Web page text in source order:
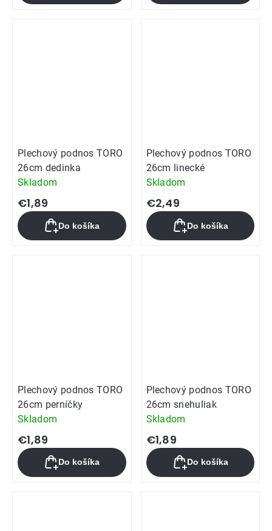
Plechový podnos TORO
26cm dedinka
Skladom
€1,89
Do košíka
Plechový podnos TORO
26cm linecké
Skladom
€2,49
Do košíka
Plechový podnos TORO
26cm perníčky
Skladom
€1,89
Do košíka
Plechový podnos TORO
26cm snehuliak
Skladom
€1,89
Do košíka